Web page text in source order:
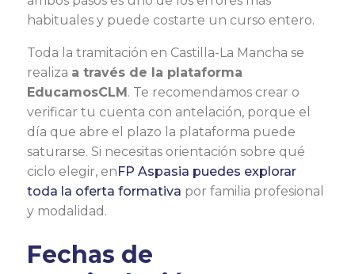
habituales y puede costarte un curso entero.
Toda la tramitación en Castilla-La Mancha se
realiza a través de la plataforma
EducamosCLM . Te recomendamos crear o
verificar tu cuenta con antelación, porque el
día que abre el plazo la plataforma puede
saturarse. Si necesitas orientación sobre qué
ciclo elegir, en FP Aspasia puedes explorar
toda la oferta formativa por familia profesional
y modalidad.
Fechas de